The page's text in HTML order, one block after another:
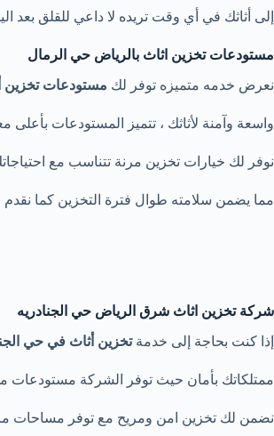
إلى أثاثك في أي وقت تريده لا داعي للقلق بعد
مستودعات تخزين اثاث بالرياض حي الرمال
نعرض خدمه متميزه توفر لك مستودعات تخزين
واسعة وآمنة لأثاثك ، تتميز المستودعات بأعلى
نوفر لك خيارات تخزين مرنة تتناسب مع
مما يضمن سلامته طوال فترة التخزين كما
شركة تخزين اثاث شرق الرياض حي الجنادريه
إذا كنت بحاجة إلى خدمة تخزين أثاث في حي
ممتلكاتك بأمان حيث توفر الشركة مستودعات
نضمن لك تخزين امن ومريح مع توفر مساحات